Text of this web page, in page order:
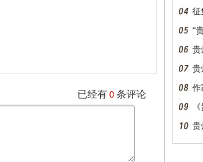
已经有 0 条评论
征
“
贵
的
贵
作
贵